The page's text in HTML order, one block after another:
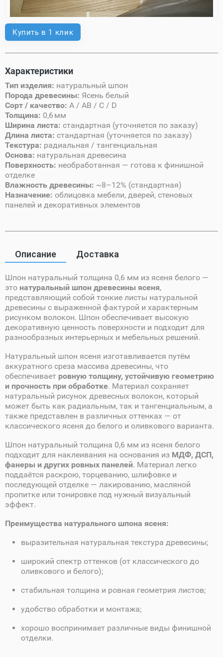
Купить в 1 клик
Характеристики
Тип изделия: натуральный шпон
Порода древесины: Ясень белый
Сорт / качество: A / AB / C / D
Толщина: 0,6 мм
Ширина листа: стандартная (уточняется по заказу)
Длина листа: стандартная (уточняется по заказу)
Текстура: радиальная / тангенциальная
Основа: натуральная древесина
Поверхность: необработанная — готова к финишной
отделке
Влажность древесины: ~8–12% (стандартная)
Назначение: облицовка мебели, дверей, стеновых
панелей и декоративных элементов
Описание Доставка
Шпон натуральный толщина 0,6 мм из ясеня белого —
это натуральный шпон древесины ясеня,
представляющий собой тонкие листы натуральной
древесины с выраженной фактурой и характерным
рисунком волокон. Шпон обеспечивает высокую
декоративную ценность поверхности и подходит для
разнообразных интерьерных и мебельных решений.
Натуральный шпон ясеня изготавливается путём
аккуратного среза массива древесины, что
обеспечивает ровную толщину, устойчивую геометрию
и прочность при обработке. Материал сохраняет
натуральный рисунок древесных волокон, который
может быть как радиальным, так и тангенциальным, а
также представлен в различных оттенках — от
классического ясеня до белого и оливкового варианта.
Шпон натуральный толщина 0,6 мм из ясеня белого
подходит для наклеивания на основания из МДФ, ДСП,
фанеры и других ровных панелей. Материал легко
поддаётся раскрою, торцеванию, шлифовке и
последующей отделке — лакированию, масляной
пропитке или тонировке под нужный визуальный
эффект.
Преимущества натурального шпона ясеня:
выразительная натуральная текстура древесины;
широкий спектр оттенков (от классического до
оливкового и белого);
стабильная толщина и ровная геометрия листов;
удобство обработки и монтажа;
хорошо воспринимает различные виды финишной
отделки.